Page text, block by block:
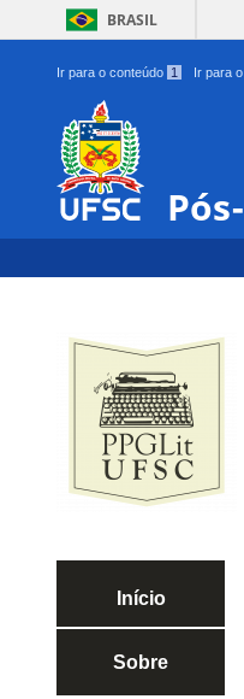
BRASIL
Ir para o conteúdo 1 Ir para
Início
Sobre